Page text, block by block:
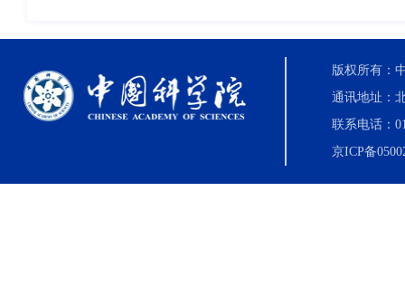
版权所有：
通讯地址：
联系电话：
京ICP备